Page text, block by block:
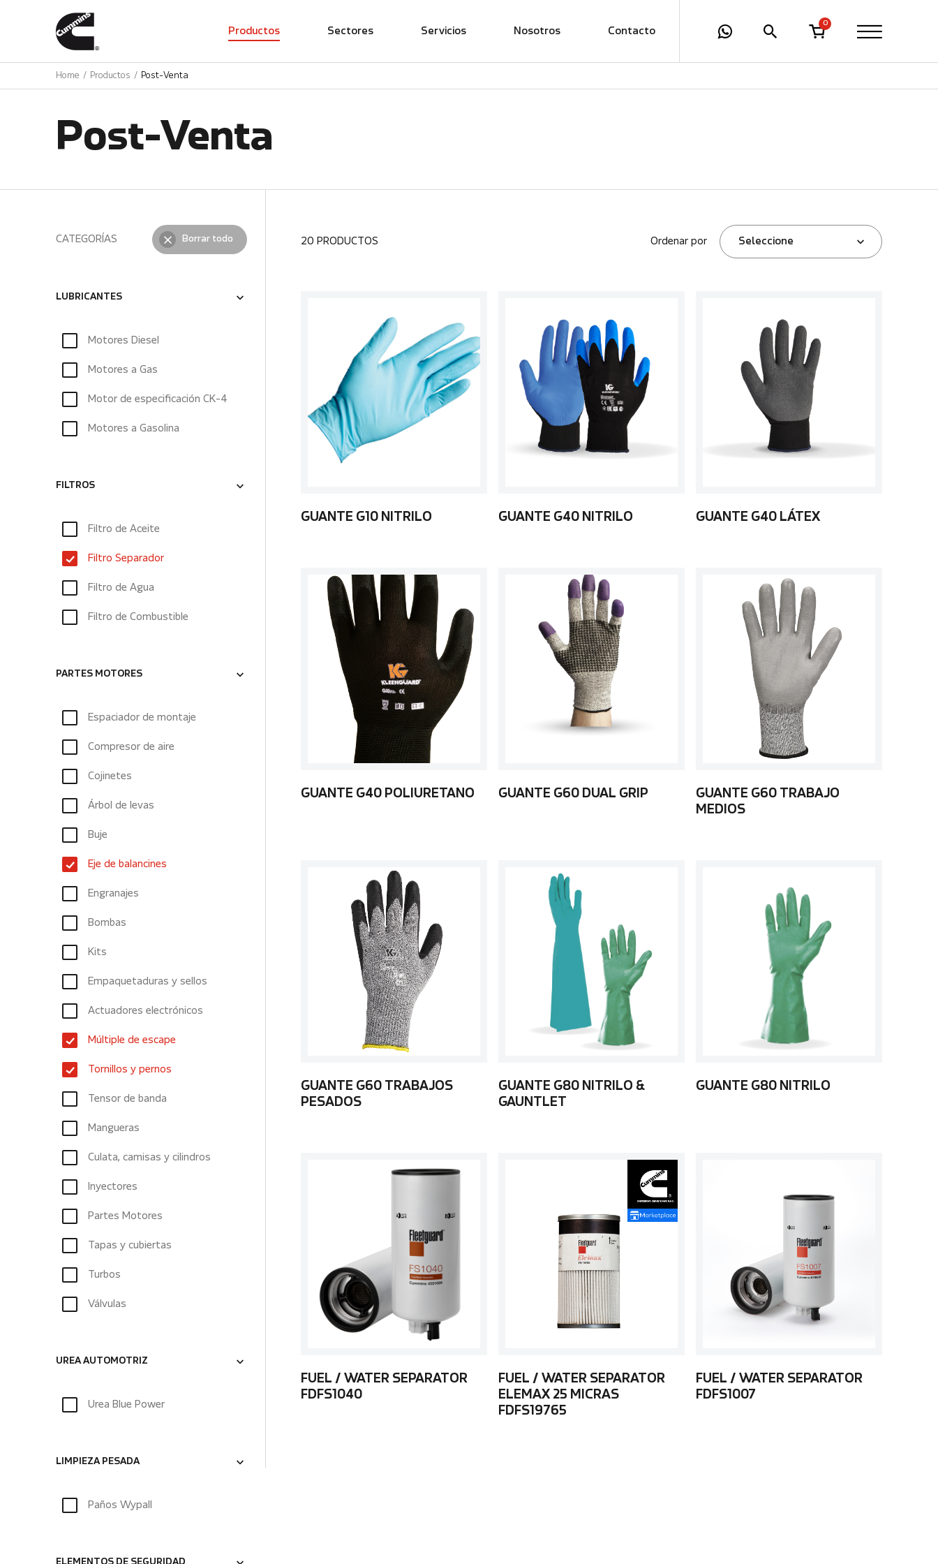
Productos Sectores Servicios Nosotros Contacto
0
Home Productos Post-Venta
Post-Venta
CATEGORÍAS Borrar todo
LUBRICANTES
Motores Diesel
Motores a Gas
Motor de especificación CK-4
Motores a Gasolina
FILTROS
Filtro de Aceite
Filtro Separador
Filtro de Agua
Filtro de Combustible
PARTES MOTORES
Espaciador de montaje
Compresor de aire
Cojinetes
Árbol de levas
Buje
Eje de balancines
Engranajes
Bombas
Kits
Empaquetaduras y sellos
Actuadores electrónicos
Múltiple de escape
Tornillos y pernos
Tensor de banda
Mangueras
Culata, camisas y cilindros
Inyectores
Partes Motores
Tapas y cubiertas
Turbos
Válvulas
UREA AUTOMOTRIZ
Urea Blue Power
LIMPIEZA PESADA
Paños Wypall
20 PRODUCTOS Ordenar por Seleccione
GUANTE G10 NITRILO GUANTE G40 NITRILO GUANTE G40 LÁTEX
GUANTE G40 POLIURETANO GUANTE G60 DUAL GRIP
GUANTE G60 TRABAJO
MEDIOS
GUANTE G60 TRABAJOS
PESADOS
GUANTE G80 NITRILO &
GAUNTLET
GUANTE G80 NITRILO
FUEL / WATER SEPARATOR
FDFS1040
FUEL / WATER SEPARATOR
ELEMAX 25 MICRAS
FDFS19765
FUEL / WATER SEPARATOR
FDFS1007